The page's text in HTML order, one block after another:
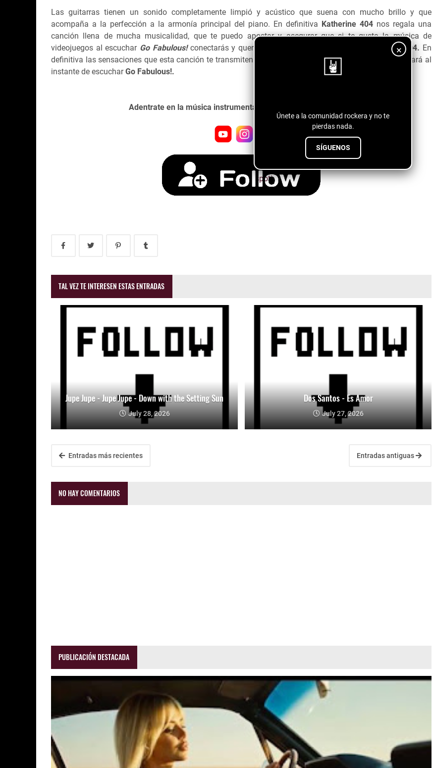
×
Únete a la comunidad rockera y no te
pierdas nada.
SÍGUENOS
Las guitarras tienen un sonido completamente limpió y acústico que suena con mucho brillo y que
acompaña a la perfección a la armonía principal del piano. En definitiva Katherine 404 nos regala una
canción llena de mucha musicalidad, que te puedo apostar y asegurar que si te gusta la música de
videojuegos al escucharGo Fabulous!conectarás y querrás seguir escuchando más de Khaterine 404. En
definitiva las sensaciones que esta canción te transmiten son tan alegres y positivas que tu día cambiará al
instante de escucharGo Fabulous!.
Adentrate en la música instrumental y disfruta de Go Fabulous!
TAL VEZ TE INTERESEN ESTAS ENTRADAS
Jupe Jupe - Jupe Jupe - Down with the Setting Sun
July 28, 2026
Dos Santos - Es Amor
July 27, 2026
Entradas más recientes Entradas antiguas
NO HAY COMENTARIOS
PUBLICACIÓN DESTACADA